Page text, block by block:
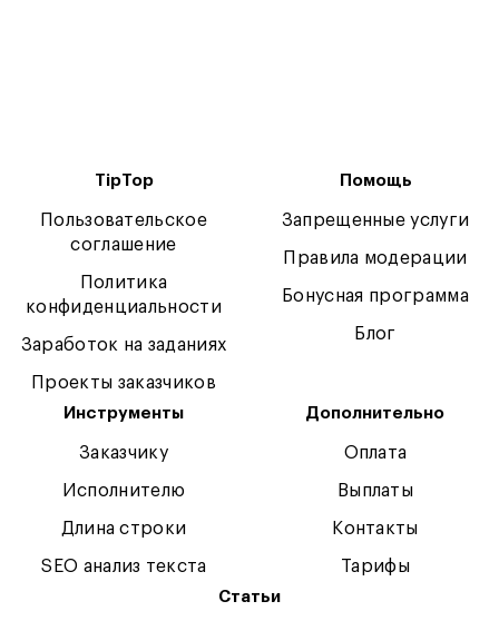
TipTop
Пользовательское
соглашение
Политика
конфиденциальности
Заработок на заданиях
Проекты заказчиков
Помощь
Запрещенные услуги
Правила модерации
Бонусная программа
Блог
Инструменты
Заказчику
Исполнителю
Длина строки
SEO анализ текста
Дополнительно
Оплата
Выплаты
Контакты
Тарифы
Статьи